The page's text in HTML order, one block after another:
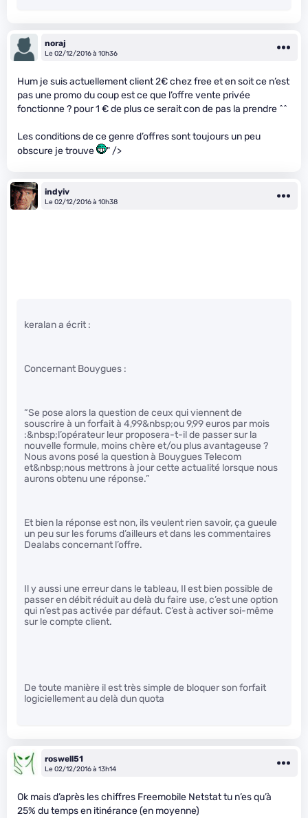
noraj
Le 02/12/2016 à 10h36
Hum je suis actuellement client 2€ chez free et en soit ce n’est
pas une promo du coup est ce que l’offre vente privée
fonctionne ? pour 1 € de plus ce serait con de pas la prendre ^^
Les conditions de ce genre d’offres sont toujours un peu
obscure je trouve
" />
indyiv
Le 02/12/2016 à 10h38
keralan a écrit :
Concernant Bouygues :
“Se pose alors la question de ceux qui viennent de
souscrire à un forfait à 4,99&nbsp;ou 9,99 euros par mois
:&nbsp;l’opérateur leur proposera-t-il de passer sur la
nouvelle formule, moins chère et/ou plus avantageuse ?
Nous avons posé la question à Bouygues Telecom
et&nbsp;nous mettrons à jour cette actualité lorsque nous
aurons obtenu une réponse.”
Et bien la réponse est non, ils veulent rien savoir, ça gueule
un peu sur les forums d’ailleurs et dans les commentaires
Dealabs concernant l’offre.
Il y aussi une erreur dans le tableau, Il est bien possible de
passer en débit réduit au delà du faire use, c’est une option
qui n’est pas activée par défaut. C’est à activer soi-même
sur le compte client.
De toute manière il est très simple de bloquer son forfait
logiciellement au delà dun quota
roswell51
Le 02/12/2016 à 13h14
Ok mais d’après les chiffres Freemobile Netstat tu n’es qu’à
25% du temps en itinérance (en moyenne)